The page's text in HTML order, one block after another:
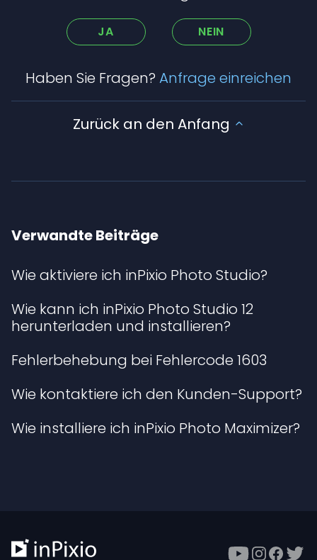
JA NEIN
Haben Sie Fragen? Anfrage einreichen
Zurück an den Anfang
Verwandte Beiträge
Wie aktiviere ich inPixio Photo Studio?
Wie kann ich inPixio Photo Studio 12
herunterladen und installieren?
Fehlerbehebung bei Fehlercode 1603
Wie kontaktiere ich den Kunden-Support?
Wie installiere ich inPixio Photo Maximizer?